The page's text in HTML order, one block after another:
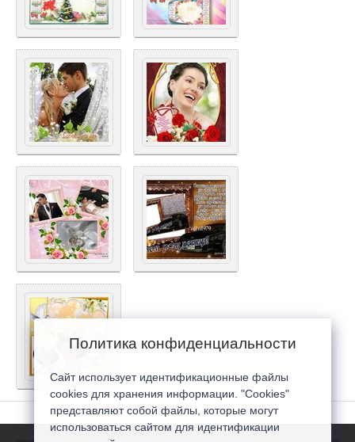
Политика конфиденциальности
Сайт использует идентификационные файлы
cookies для хранения информации. "Cookies"
представляют собой файлы, которые могут
использоваться сайтом для идентификации